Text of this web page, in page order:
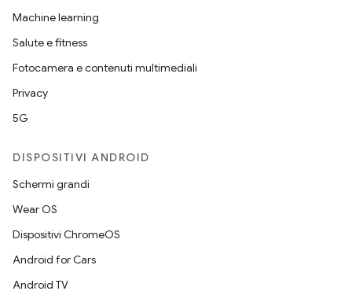
Machine learning
Salute e fitness
Fotocamera e contenuti multimediali
Privacy
5G
DISPOSITIVI ANDROID
Schermi grandi
Wear OS
Dispositivi ChromeOS
Android for Cars
Android TV